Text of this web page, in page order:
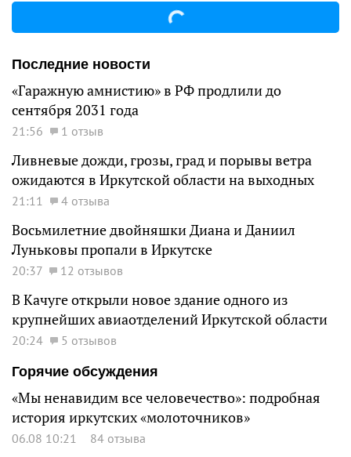
Последние новости
«Гаражную амнистию» в РФ продлили до
сентября 2031 года
21:56 1 отзыв
Ливневые дожди, грозы, град и порывы ветра
ожидаются в Иркутской области на выходных
21:11 4 отзыва
Восьмилетние двойняшки Диана и Даниил
Луньковы пропали в Иркутске
20:37 12 отзывов
В Качуге открыли новое здание одного из
крупнейших авиаотделений Иркутской области
20:24
5 отзывов
Горячие обсуждения
«Мы ненавидим все человечество»: подробная
история иркутских «молоточников»
06.08 10:21 84 отзыва